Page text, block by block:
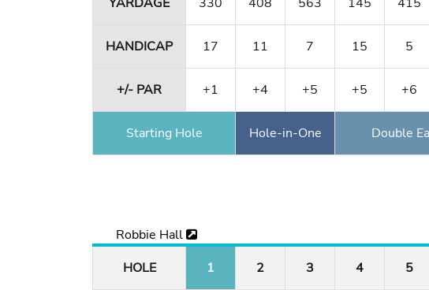
YARDAGE 330 408 563 145 415
HANDICAP 17 11 7 15 5
+/- PAR +1 +4 +5 +5 +6
Starting Hole Hole-in-One Double
Robbie Hall
HOLE
1 2 3 4 5